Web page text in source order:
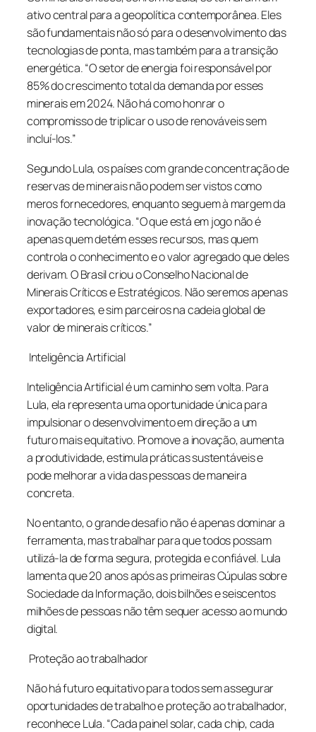
ativo central para a geopolítica contemporânea. Eles
são fundamentais não só para o desenvolvimento das
tecnologias de ponta, mas também para a transição
energética. “O setor de energia foi responsável por
85% do crescimento total da demanda por esses
minerais em 2024. Não há como honrar o
compromisso de triplicar o uso de renováveis sem
incluí-los.”
Segundo Lula, os países com grande concentração de
reservas de minerais não podem ser vistos como
meros fornecedores, enquanto seguem à margem da
inovação tecnológica. “O que está em jogo não é
apenas quem detém esses recursos, mas quem
controla o conhecimento e o valor agregado que deles
derivam. O Brasil criou o Conselho Nacional de
Minerais Críticos e Estratégicos. Não seremos apenas
exportadores, e sim parceiros na cadeia global de
valor de minerais críticos.”
Inteligência Artificial
Inteligência Artificial é um caminho sem volta. Para
Lula, ela representa uma oportunidade única para
impulsionar o desenvolvimento em direção a um
futuro mais equitativo. Promove a inovação, aumenta
a produtividade, estimula práticas sustentáveis e
pode melhorar a vida das pessoas de maneira
concreta.
No entanto, o grande desafio não é apenas dominar a
ferramenta, mas trabalhar para que todos possam
utilizá-la de forma segura, protegida e confiável. Lula
lamenta que 20 anos após as primeiras Cúpulas sobre
Sociedade da Informação, dois bilhões e seiscentos
milhões de pessoas não têm sequer acesso ao mundo
digital.
Proteção ao trabalhador
Não há futuro equitativo para todos sem assegurar
oportunidades de trabalho e proteção ao trabalhador,
reconhece Lula. “Cada painel solar, cada chip, cada